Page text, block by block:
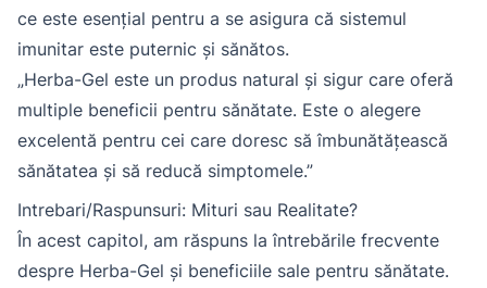
ce este esențial pentru a se asigura că sistemul
imunitar este puternic și sănătos.
„Herba-Gel este un produs natural și sigur care oferă
multiple beneficii pentru sănătate. Este o alegere
excelentă pentru cei care doresc să îmbunătățească
sănătatea și să reducă simptomele.”
Intrebari/Raspunsuri: Mituri sau Realitate?
În acest capitol, am răspuns la întrebările frecvente
despre Herba-Gel și beneficiile sale pentru sănătate.